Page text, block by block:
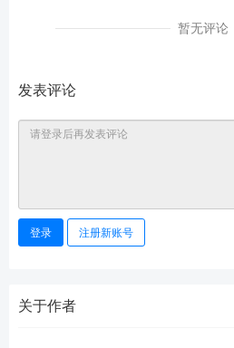
暂无评论
发表评论
登录 注册新账号
关于作者